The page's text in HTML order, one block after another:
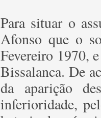
Para situar o
Afonso que o
Fevereiro 1970,
Bissalanca. De
da aparição
inferioridade,